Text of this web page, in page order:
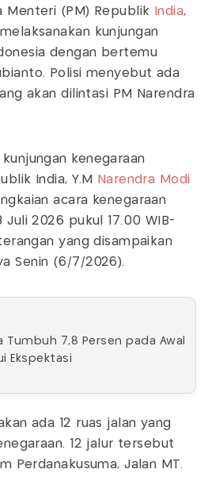
Menteri (PM) Republik India,
kunjungan
dengan bertemu
Polisi menyebut ada
akan dilintasi PM Narendra
kenegaraan
India, Y.M
Narendra Modi
acara kenegaraan
Juli 2026 pukul 17.00 WIB-
yang disampaikan
Senin (6/7/2026).
Tumbuh 7,8 Persen pada Awal
Ekspektasi
ada 12 ruas jalan yang
12 jalur tersebut
Perdanakusuma, Jalan MT.